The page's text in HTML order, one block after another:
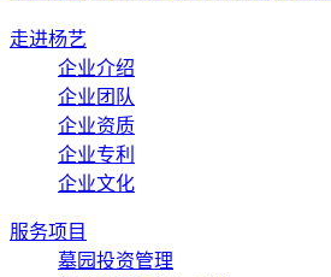
走进杨艺
企业介绍
企业团队
企业资质
企业专利
企业文化
服务项目
墓园投资管理